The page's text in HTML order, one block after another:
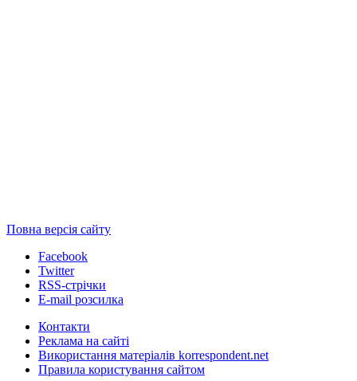
Повна версія сайту
Facebook
Twitter
RSS-стрічки
E-mail розсилка
Контакти
Реклама на сайті
Використання матеріалів korrespondent.net
Правила користування сайтом